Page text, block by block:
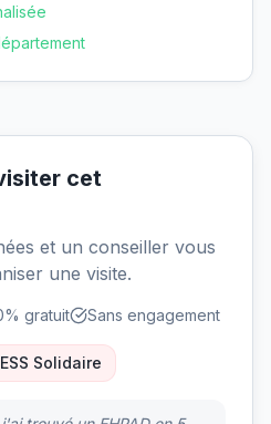
cet
et un conseiller vous
une visite.
gratuit Sans engagement
ESS Solidaire